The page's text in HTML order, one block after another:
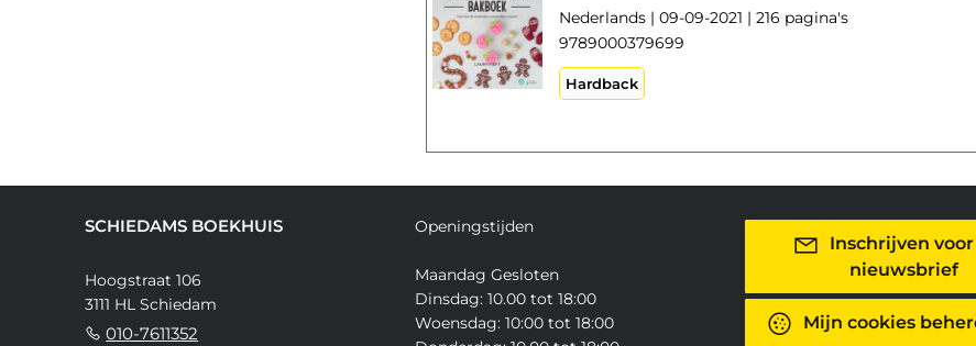
Nederlands | 09-09-2021 | 216 pagina's
9789000379699
Hardback
SCHIEDAMS BOEKHUIS
Hoogstraat 106
3111 HL Schiedam
010-7611352
Openingstijden
Maandag Gesloten
Dinsdag: 10.00 tot 18:00
Woensdag: 10:00 tot 18:00
Inschrijven
nieuwsbrief
Mijn cookies